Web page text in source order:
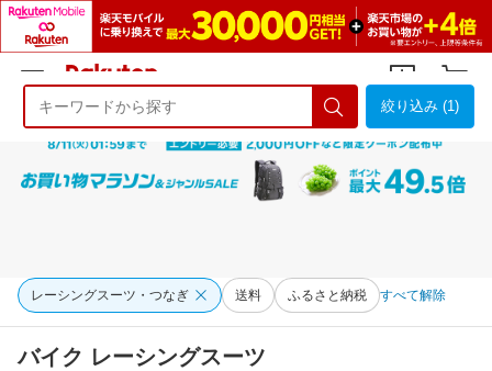
ようこそ 楽天市場へ ログイン
絞り込み (1)
レーシングスーツ・つなぎ 送料 ふるさと納税 すべて解除
バイク レーシングスーツ